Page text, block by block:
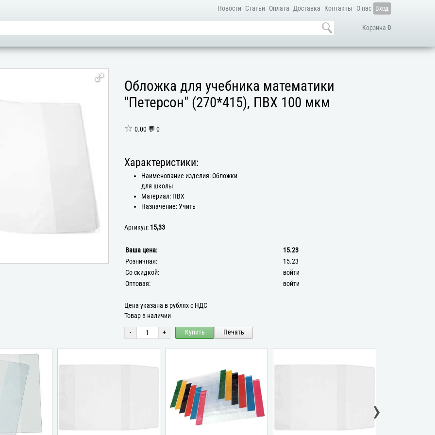
Новости Статьи Оплата Доставка Контакты О нас Вход
Корзина 0
Обложка для учебника математики
"Петерсон" (270*415), ПВХ 100 мкм
☆ 0.00 💬 0
Характеристики:
Наименование изделия: Обложки
для школы
Материал: ПВХ
Назначение: Учить
Артикул: 15,33
Ваша цена:
15.23
Розничная:
15.23
Со скидкой:
войти
Оптовая:
войти
Цена указана в рублях с НДС
Товар в наличии
- + Купить Печать
›